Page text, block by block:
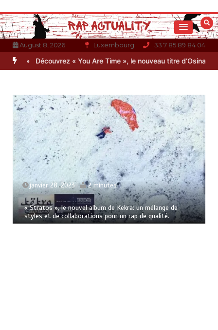
au
contenu
August 8, 2026 Luxembourg 33 7 85 89 84 04
Découvrez « You Are Time », le nouveau titre d’Osinaël
janvier 28, 2023 2 minutes
« Stratos », le nouvel album de Kekra: un mélange de
styles et de collaborations pour un rap de qualité.